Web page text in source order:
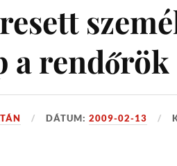
a rendőrök
DÁTUM:2009-02-13